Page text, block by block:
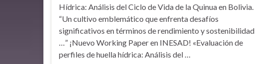
Hídrica: Análisis del Ciclo de Vida de la Quinua en Bolivia.
“Un cultivo emblemático que enfrenta desafíos
significativos en términos de rendimiento y sostenibilidad
…” ¡Nuevo Working Paper en INESAD! «Evaluación de
perfiles de huella hídrica: Análisis del …